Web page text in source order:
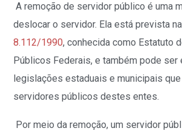
A remoção de servidor público é uma
deslocar o servidor. Ela está prevista na
8.112/1990, conhecida como Estatuto
Públicos Federais, e também pode ser
legislações estaduais e municipais
servidores públicos destes entes.
Por meio da remoção, um servidor